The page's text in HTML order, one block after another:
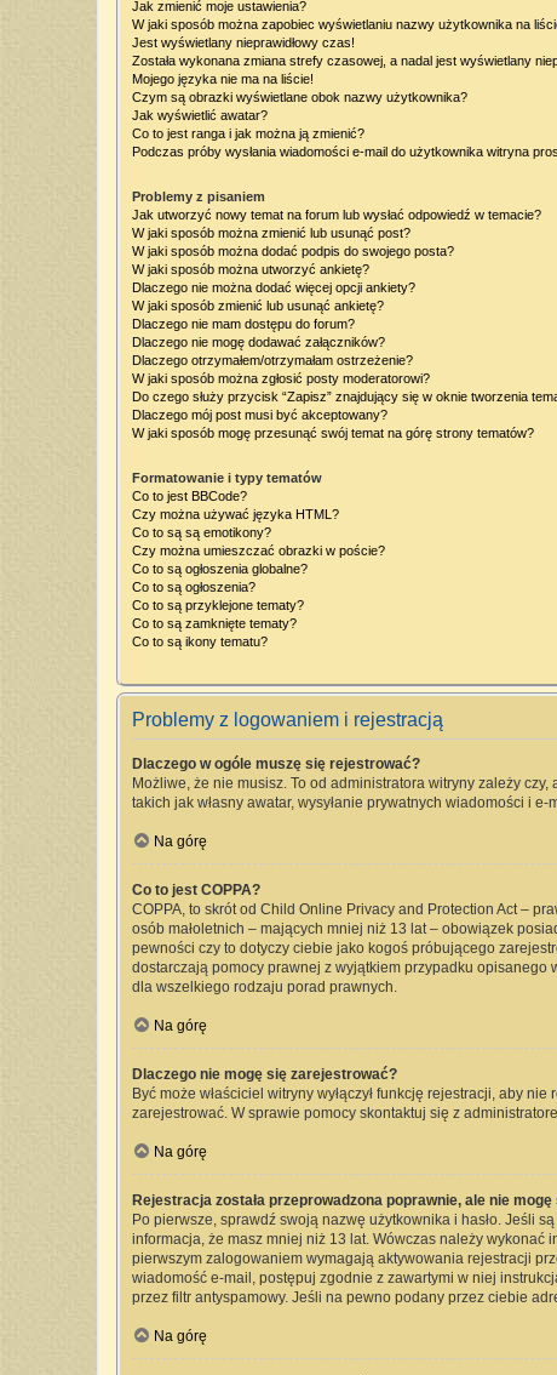
Jak zmienić moje ustawienia?
W jaki sposób można zapobiec wyświetlaniu nazwy użytkownika na
Jest wyświetlany nieprawidłowy czas!
Została wykonana zmiana strefy czasowej, a nadal jest wyświetlany
Mojego języka nie ma na liście!
Czym są obrazki wyświetlane obok nazwy użytkownika?
Jak wyświetlić awatar?
Co to jest ranga i jak można ją zmienić?
Podczas próby wysłania wiadomości e-mail do użytkownika witryna
Problemy z pisaniem
Jak utworzyć nowy temat na forum lub wysłać odpowiedź w temacie?
W jaki sposób można zmienić lub usunąć post?
W jaki sposób można dodać podpis do swojego posta?
W jaki sposób można utworzyć ankietę?
Dlaczego nie można dodać więcej opcji ankiety?
W jaki sposób zmienić lub usunąć ankietę?
Dlaczego nie mam dostępu do forum?
Dlaczego nie mogę dodawać załączników?
Dlaczego otrzymałem/otrzymałam ostrzeżenie?
W jaki sposób można zgłosić posty moderatorowi?
Do czego służy przycisk “Zapisz” znajdujący się w oknie tworzenia
Dlaczego mój post musi być akceptowany?
W jaki sposób mogę przesunąć swój temat na górę strony tematów?
Formatowanie i typy tematów
Co to jest BBCode?
Czy można używać języka HTML?
Co to są są emotikony?
Czy można umieszczać obrazki w poście?
Co to są ogłoszenia globalne?
Co to są ogłoszenia?
Co to są przyklejone tematy?
Co to są zamknięte tematy?
Co to są ikony tematu?
Problemy z logowaniem i rejestracją
Dlaczego w ogóle muszę się rejestrować?
Możliwe, że nie musisz. To od administratora witryny zależy
takich jak własny awatar, wysyłanie prywatnych wiadomości i
Na górę
Co to jest COPPA?
COPPA, to skrót od Child Online Privacy and Protection Act –
osób małoletnich – mających mniej niż 13 lat – obowiązek
pewności czy to dotyczy ciebie jako kogoś próbującego
dostarczają pomocy prawnej z wyjątkiem przypadku opisanego
dla wszelkiego rodzaju porad prawnych.
Na górę
Dlaczego nie mogę się zarejestrować?
Być może właściciel witryny wyłączył funkcję rejestracji, aby
zarejestrować. W sprawie pomocy skontaktuj się z
Na górę
Rejestracja została przeprowadzona poprawnie, ale nie
Po pierwsze, sprawdź swoją nazwę użytkownika i hasło. Jeśli
informacja, że masz mniej niż 13 lat. Wówczas należy wykonać
pierwszym zalogowaniem wymagają aktywowania rejestracji
wiadomość e-mail, postępuj zgodnie z zawartymi w niej
przez filtr antyspamowy. Jeśli na pewno podany przez ciebie
Na górę